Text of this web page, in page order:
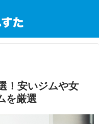
！安いジムや女
を厳選